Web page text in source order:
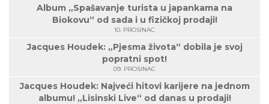
Album „Spašavanje turista u japankama na
Biokovu“ od sada i u fizičkoj prodaji!
10. PROSINAC
Jacques Houdek: „Pjesma života“ dobila je svoj
popratni spot!
09. PROSINAC
Jacques Houdek: Najveći hitovi karijere na jednom
albumu! „Lisinski Live“ od danas u prodaji!